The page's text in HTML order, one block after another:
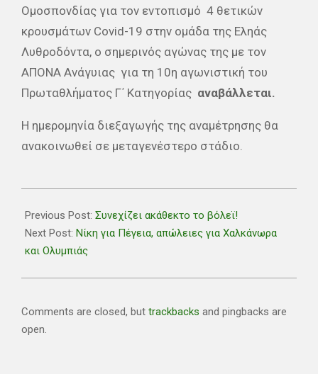
Ομοσπονδίας για τον εντοπισμό 4 θετικών
κρουσμάτων Covid-19 στην ομάδα της Εληάς
Λυθροδόντα, ο σημερινός αγώνας της με τον
ΑΠΟΝΑ Ανάγυιας για τη 10η αγωνιστική του
Πρωταθλήματος Γ΄ Κατηγορίας αναβάλλεται.
Η ημερομηνία διεξαγωγής της αναμέτρησης θα
ανακοινωθεί σε μεταγενέστερο στάδιο.
12-
19
Previous Post: Συνεχίζει ακάθεκτο το βόλεϊ!
Next Post: Νίκη για Πέγεια, απώλειες για Χαλκάνωρα
και Ολυμπιάς
Comments are closed, but trackbacks and pingbacks are
open.